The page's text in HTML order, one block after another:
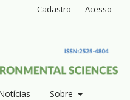
Sobre
Cadastro Acesso